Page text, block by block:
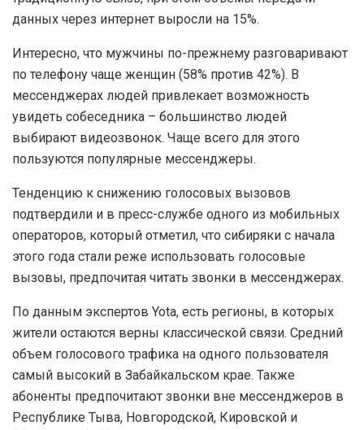
данных через интернет выросли на 15%.
Интересно, что мужчины по-прежнему разговаривают
по телефону чаще женщин (58% против 42%). В
мессенджерах людей привлекает возможность
увидеть собеседника – большинство людей
выбирают видеозвонок. Чаще всего для этого
пользуются популярные мессенджеры.
Тенденцию к снижению голосовых вызовов
подтвердили и в пресс-службе одного из мобильных
операторов, который отметил, что сибиряки с начала
этого года стали реже использовать голосовые
вызовы, предпочитая читать звонки в мессенджерах.
По данным экспертов Yota, есть регионы, в которых
жители остаются верны классической связи. Средний
объем голосового трафика на одного пользователя
самый высокий в Забайкальском крае. Также
абоненты предпочитают звонки вне мессенджеров в
Республике Тыва, Новгородской, Кировской и